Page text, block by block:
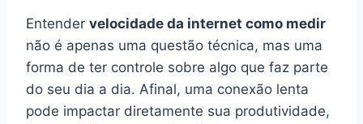
Entender velocidade da internet como medir
não é apenas uma questão técnica, mas uma
forma de ter controle sobre algo que faz parte
do seu dia a dia. Afinal, uma conexão lenta
pode impactar diretamente sua produtividade,